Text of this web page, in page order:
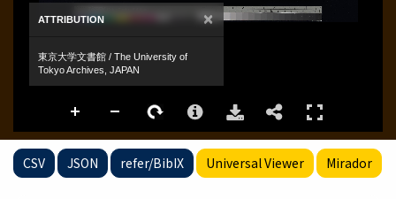
CSV JSON refer/BibIX Universal Viewer Mirador